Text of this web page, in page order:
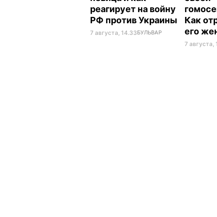
реагирует на войну
РФ против Украины
7 августа, 14.33БУЛЬВАР
Как
его
7 августа,